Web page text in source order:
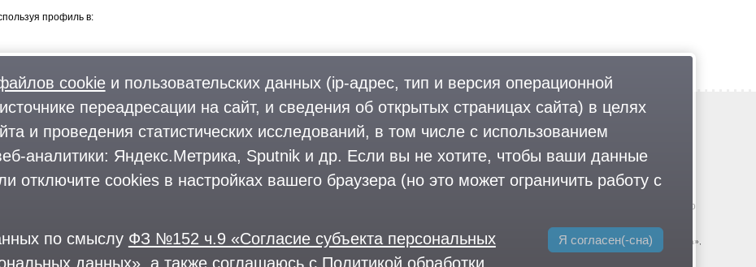
профиль в:
Фото
Форум
Блоги
Комментарии
О городском округе
Поиск и предложение работы
Предприятия и организации
Обратная связь
Политика обработки персональных данных
Соглашение об использовании
сделано в Одинцово
ФБК (Фонд борьбы с коррупцией, признан иноагентом), Штабы Навального, «Национал-большевистская партия», «Свидетели Иеговы», «Армия воли народа»,
«Правый сектор», УНА-УНСО, УПА, «Тризуб им. Степана Бандеры», «Мизантропик дивижн», «Меджлис крымскотатарского народа», движение «Артподготовка»,
«Азов» и «Айдар». Признаны террористическими и запрещены: «Движение Талибан», «Имарат Кавказ», «Исламское государство» (ИГ, ИГИЛ), Джебхад-ан-Нусра,
cookieи пользовательских данных (ip-адрес, тип и версия операционной
переадресации на сайт, и сведения об открытых страницах сайта) в целях
и проведения статистических исследований, в том числе с использованием
аналитики: Яндекс.Метрика, Sputnik и др. Если вы не хотите, чтобы ваши данные
отключите cookies в настройках вашего браузера (но это может ограничить работу с
по смыслу ФЗ №152 ч.9 «Согласие субъекта персональных
данных», а также соглашаюсь с Политикой обработки
Я согласен(-сна)